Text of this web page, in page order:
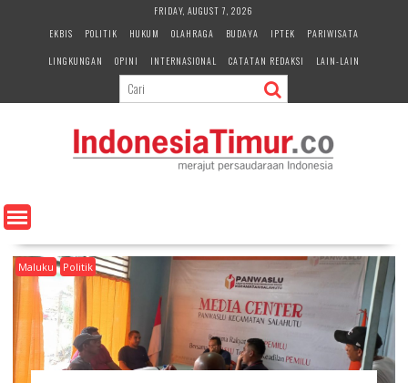
e
n
FRIDAY, AUGUST 7, 2026
EKBIS
POLITIK HUKUM OLAHRAGA BUDAYA IPTEK
PARIWISATA
LINGKUNGAN
OPINI INTERNASIONAL CATATAN REDAKSI LAIN-LAIN
Maluku Politik